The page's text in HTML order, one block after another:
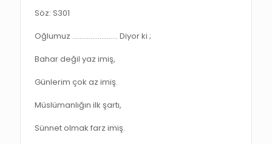
Söz: S301
Oğlumuz ……………………. Diyor ki ;
Bahar değil yaz imiş,
Günlerim çok az imiş.
Müslümanlığın ilk şartı,
Sünnet olmak farz imiş.